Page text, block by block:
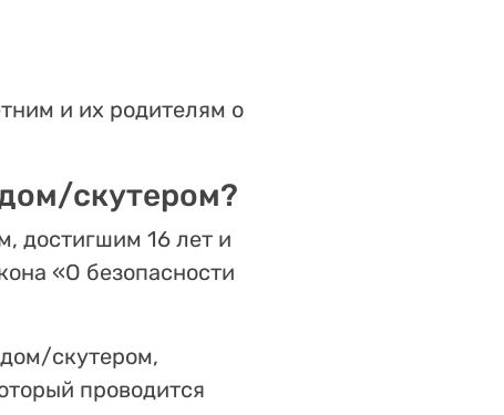
и их родителям о
скутером?
достигшим 16 лет и
«О безопасности
скутером,
проводится